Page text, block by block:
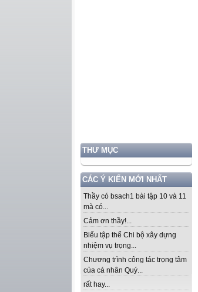
THƯ MỤC
CÁC Ý KIẾN MỚI NHẤT
Thầy có bsach1 bài tập 10 và 11
mà có...
Cảm ơn thầy!...
Biểu tập thể Chi bộ xây dựng
nhiệm vụ trọng...
Chương trình công tác trọng tâm
của cá nhân Quý...
rất hay...